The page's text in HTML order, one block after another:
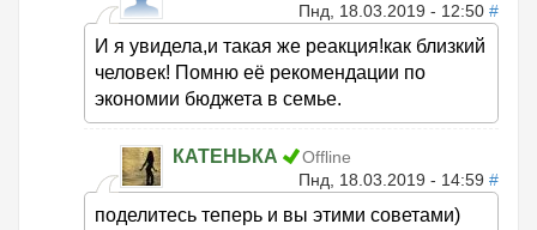
Пнд, 18.03.2019 - 12:50 #
И я увидела,и такая же реакция!как близкий
человек! Помню её рекомендации по
экономии бюджета в семье.
КАТЕНЬКА
Offline
Пнд, 18.03.2019 - 14:59 #
поделитесь теперь и вы этими советами)